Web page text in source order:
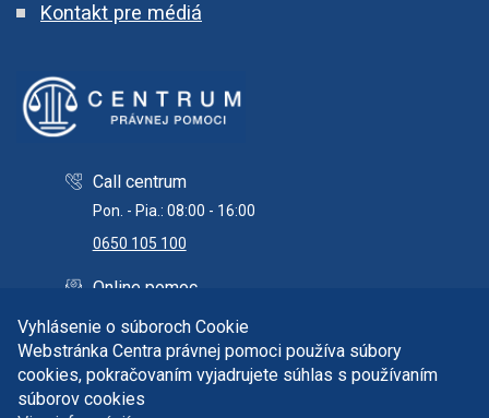
Vyhlásenie o súboroch Cookie
Webstránka Centra právnej pomoci používa súbory
cookies, pokračovaním vyjadrujete súhlas s používaním
súborov cookies
Kontakt pre médiá
Call centrum
Pon. - Pia.: 08:00 - 16:00
0650 105 100
Online pomoc
info@centrumpravnejpomoci.sk
Copyright © 2026 Centrum právnej pomoci. Všetky práva